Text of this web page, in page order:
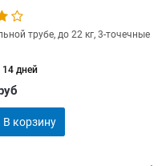
трубе, до 22 кг, 3-точечные
14 дней
В корзину